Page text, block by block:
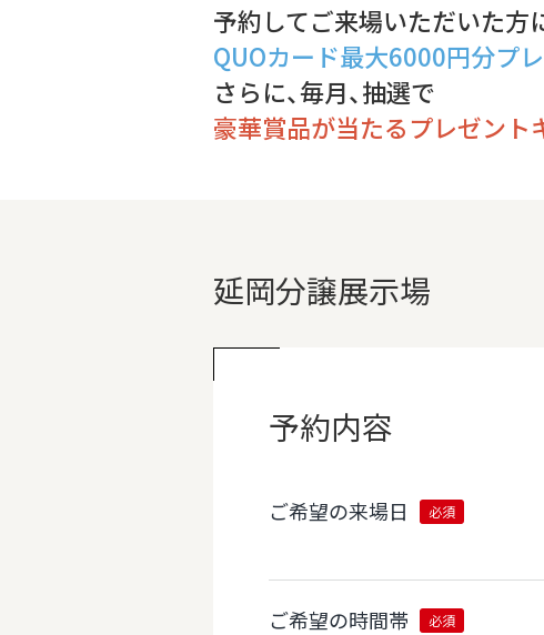
予約してご来場いただいた方
QUOカード最大6000円分プレ
さらに、毎月、抽選で
豪華賞品が当たるプレゼント
延岡分譲展示場
予約内容
ご希望の来場日 必須
ご希望の時間帯 必須